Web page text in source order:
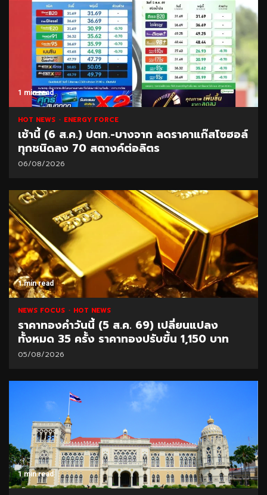
1 min read
HOT NEWS ENERGY FORCE
เช้านี้ (6 ส.ค.) ปตท.-บางจาก ลดราคาแก๊สโซฮอล์
ทุกชนิดลง 70 สตางค์ต่อลิตร
06/08/2026
1 min read
NEWS FOCUS HOT NEWS
ราคาทองคำวันนี้ (5 ส.ค. 69) เปลี่ยนแปลง
ทั้งหมด 35 ครั้ง ราคาทองปรับขึ้น 1,150 บาท
05/08/2026
1 min read